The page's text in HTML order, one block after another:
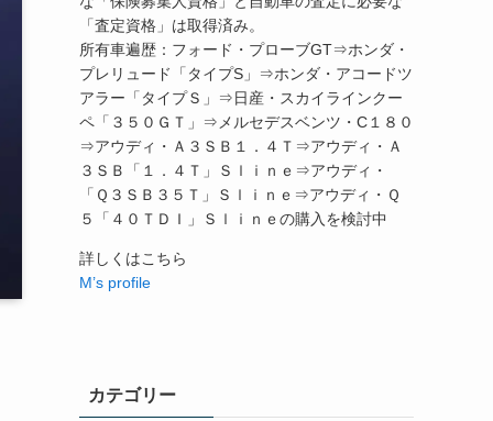
「査定資格」は取得済み。
所有車遍歴：フォード・プローブGT⇒ホンダ・
プレリュード「タイプS」⇒ホンダ・アコードツ
アラー「タイプＳ」⇒日産・スカイラインクー
ペ「３５０ＧＴ」⇒メルセデスベンツ・C１８０
⇒アウディ・Ａ３ＳＢ１．４Ｔ⇒アウディ・Ａ
３ＳＢ「１．４Ｔ」Ｓｌｉｎｅ⇒アウディ・
「Ｑ３ＳＢ３５Ｔ」Ｓｌｉｎｅ⇒アウディ・Ｑ
５「４０ＴＤＩ」Ｓｌｉｎｅの購入を検討中
詳しくはこちら
M’s profile
カテゴリー